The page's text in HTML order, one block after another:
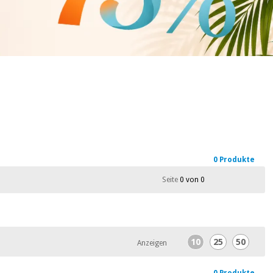
0 Produkte
Seite0 von 0
Anzeigen 10 25 50